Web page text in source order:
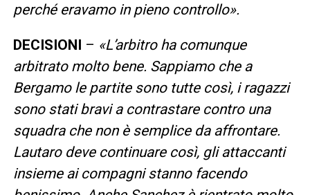
perché eravamo in pieno controllo».
DECISIONI – «L’arbitro ha comunque
arbitrato molto bene. Sappiamo che a
Bergamo le partite sono tutte così, i ragazzi
sono stati bravi a contrastare contro una
squadra che non è semplice da affrontare.
Lautaro deve continuare così, gli attaccanti
insieme ai compagni stanno facendo